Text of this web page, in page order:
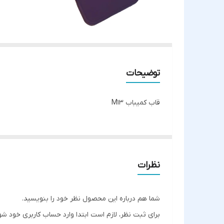
توضیحات
قاب کمیباب M13
نظرات
شما هم درباره این محصول نظر خود را بنویسید.
برای ثبت نظر، لازم است ابتدا وارد حساب کاربری خود